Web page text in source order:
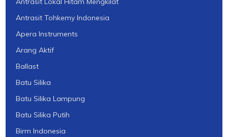
Antrasit Tohkemy Indonesia
Apera Instruments
Arang Aktif
Ballast
Batu Silika
Batu Silika Lampung
Batu Silika Putih
Birm Indonesia